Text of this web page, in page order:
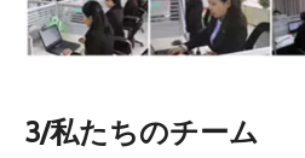
3/私たちのチーム